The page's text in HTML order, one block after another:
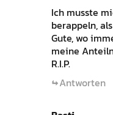
Ich musste
berappeln,
Gute, wo
meine
R.I.P.
Antworten